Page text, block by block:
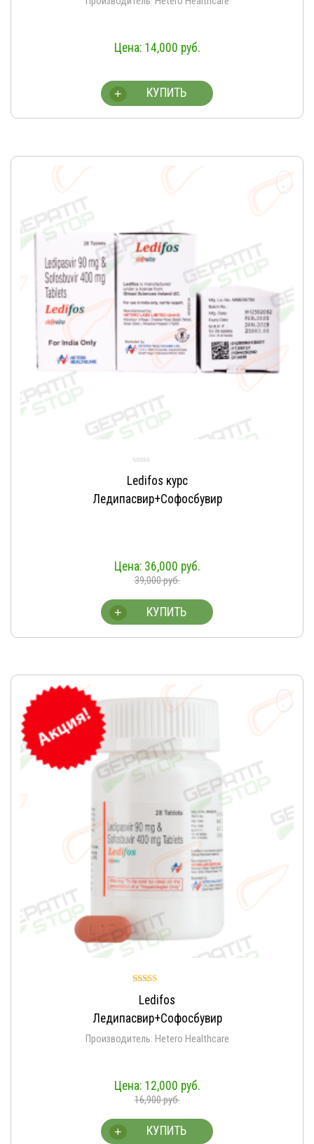
14,000 руб.
КУПИТЬ
+
Ledifos курс
Ледипасвир+Софосбувир
36,000 руб.
39,000руб.
КУПИТЬ
+
4.95
из 5
Ledifos
Ледипасвир+Софосбувир
Производитель: Hetero Healthcare
12,000 руб.
16,900руб.
КУПИТЬ
+